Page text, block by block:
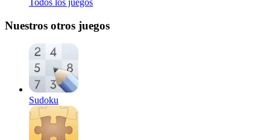
Todos los juegos
Nuestros otros juegos
Sudoku